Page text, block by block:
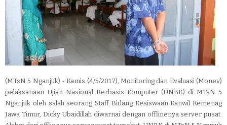
(MTsN 5 Nganjuk) - Kamis (4/5/2017), Monitoring dan Evaluasi (Monev)
pelaksanaan Ujian Nasional Berbasis Komputer (UNBK) di MTsN 5
Nganjuk oleh salah seorang Staff Bidang Kesiswaan Kanwil Kemenag
Jawa Timur, Dicky Ubaidillah diwarnai dengan offlinenya server pusat.